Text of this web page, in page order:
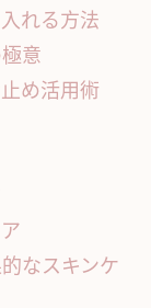
れる方法
意
め活用術
なスキンケ